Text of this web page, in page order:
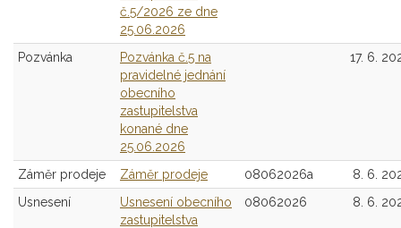
č.5/2026 ze dne
25.06.2026
Pozvánka
Pozvánka č.5 na
pravidelné jednání
obecního
zastupitelstva
konané dne
25.06.2026
17. 6.
Záměr prodeje Záměr prodeje 08062026a
8. 6.
Usnesení
Usnesení obecního
zastupitelstva
08062026 8. 6.